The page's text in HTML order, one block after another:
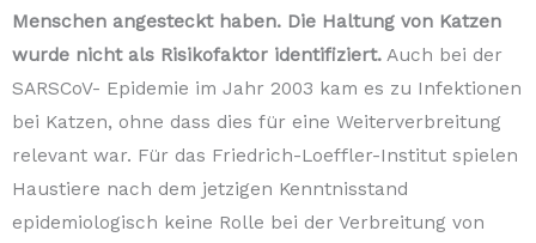
Menschen angesteckt haben. Die Haltung von Katzen
wurde nicht als Risikofaktor identifiziert. Auch bei der
SARSCoV- Epidemie im Jahr 2003 kam es zu Infektionen
bei Katzen, ohne dass dies für eine Weiterverbreitung
relevant war. Für das Friedrich-Loeffler-Institut spielen
Haustiere nach dem jetzigen Kenntnisstand
epidemiologisch keine Rolle bei der Verbreitung von